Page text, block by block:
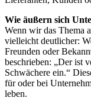
Wie äußern sich
Wenn wir das Thema
vielleicht deutlicher:
Freunden oder
beschrieben: „Der ist
Schwächere ein.“
für oder bei
leben.